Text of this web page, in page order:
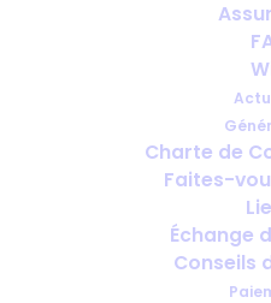
Charte de
Faites-
Échange
Conseils
Erreurs
voyages
OCTOBRE 24,